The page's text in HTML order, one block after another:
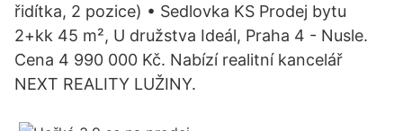
řidítka, 2 pozice) • Sedlovka KS Prodej bytu
2+kk 45 m², U družstva Ideál, Praha 4 - Nusle.
Cena 4 990 000 Kč. Nabízí realitní kancelář
NEXT REALITY LUŽINY.